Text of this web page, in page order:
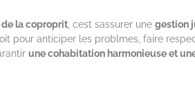
la coproprit , cest sassurer une gestion
pour anticiper les problmes, faire
une cohabitation harmonieuse et